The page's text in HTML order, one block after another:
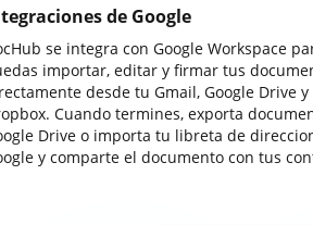
de Google
se integra con Google Workspace
importar, editar y firmar tus
desde tu Gmail, Google Drive y
Cuando termines, exporta
Drive o importa tu libreta de
y comparte el documento con tus